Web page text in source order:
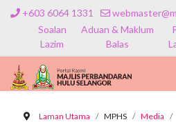
+603 6064 1331
Soalan
Lazim
Aduan & Maklum
Balas
Laman Utama MPHS Media